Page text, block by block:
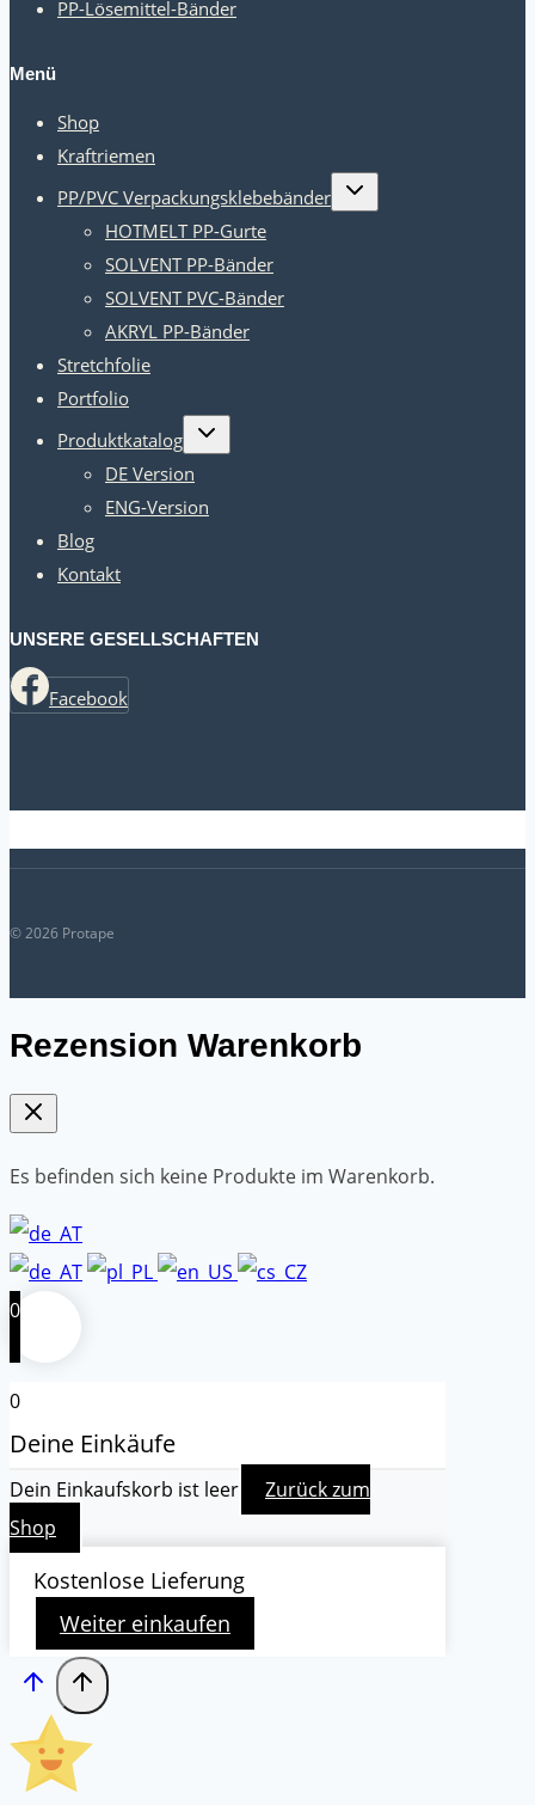
PP-Lösemittel-Bänder
Menü
Shop
Kraftriemen
PP/PVC Verpackungsklebebänder
Kindermenü
umschalten
HOTMELT PP-Gurte
SOLVENT PP-Bänder
SOLVENT PVC-Bänder
AKRYL PP-Bänder
Stretchfolie
Portfolio
Produktkatalog
Kindermenü
umschalten
DE Version
ENG-Version
Blog
Kontakt
UNSERE GESELLSCHAFTEN
Facebook
© 2026 Protape
Rezension Warenkorb
Es befinden sich keine Produkte im Warenkorb.
0
0
Deine Einkäufe
Dein Einkaufskorb ist leer
Zurück zum
Shop
Kostenlose Lieferung
Weiter einkaufen